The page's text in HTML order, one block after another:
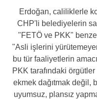
Erdoğan, caliliklerle
CHP'li belediyelerin
"FETÖ ve PKK"
"Asli işlerini
bu tür faaliyetlerin
PKK tarafındaki
ekmek dağıtmak değil,
uyumsuz, plansız